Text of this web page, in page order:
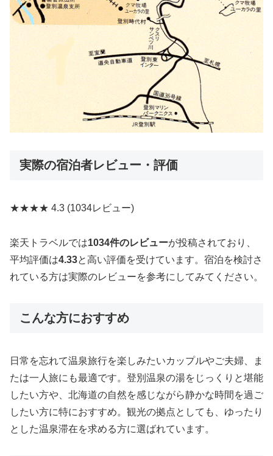
実際の宿泊者レビュー・評価
★★★★ 4.3 (1034レビュー)
楽天トラベルでは1034件のレビューが投稿されており、
平均評価は4.33と高い評価を受けています。宿泊を検討さ
れている方は実際のレビューを参考にしてみてください。
こんな方におすすめ
日常を忘れて温泉旅行を楽しみたいカップルやご夫婦、ま
たは一人旅にも最適です。登別温泉の湯をじっくりと堪能
したい方や、北海道の自然を感じながら静かな時間を過ご
したい方に特におすすめ。観光の拠点としても、ゆったり
とした温泉滞在を求める方に選ばれています。